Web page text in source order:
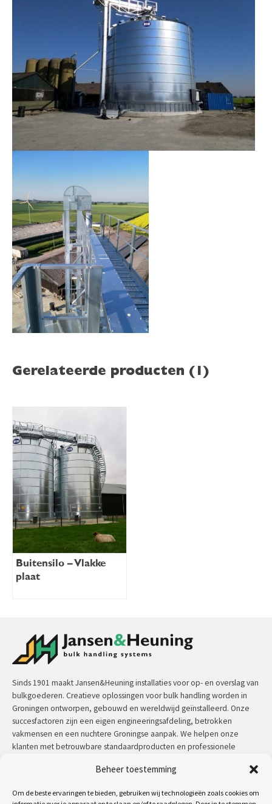
Beheer toestemming
Om de beste ervaringen te bieden, gebruiken wij technologieën zoals cookies om
Gerelateerde producten (1)
Buitensilo – Vlakke
plaat
Sinds 1901 maakt Jansen&Heuning installaties voor op- en overslag van
bulkgoederen. Creatieve oplossingen voor bulk handling worden in
Groningen ontworpen, gebouwd en wereldwijd geïnstalleerd. Onze
succesfactoren zijn een eigen engineeringsafdeling, betrokken
vakmensen en een nuchtere Groningse aanpak. We helpen onze
klanten met betrouwbare standaardproducten en professionele